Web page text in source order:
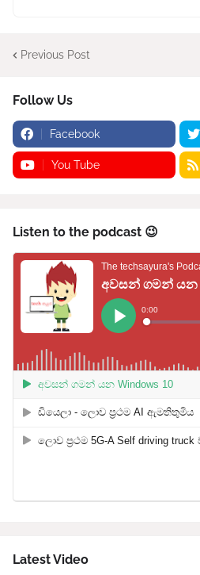
Previous Post
Follow Us
Facebook
You Tube
Listen to the podcast 😉
Latest Video